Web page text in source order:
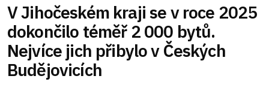
V Jihočeském kraji se v roce 2025
dokončilo téměř 2 000 bytů.
Nejvíce jich přibylo v Českých
Budějovicích